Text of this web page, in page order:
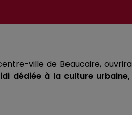
ville de Beaucaire,
dédiée à la culture